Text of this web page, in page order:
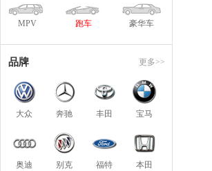
MPV 跑车 豪华车
品牌 更多>>
大众 奔驰 丰田 宝马
奥迪 别克 福特 本田